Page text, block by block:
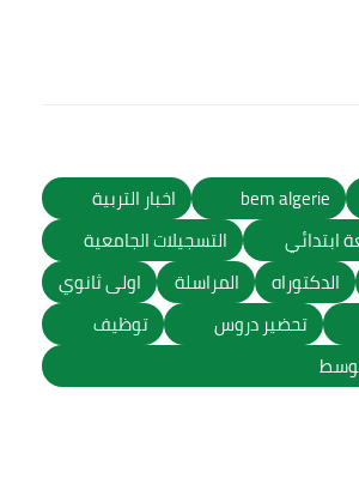
bem algerie
اخبار التربية
ابتدائي
التسجيلات الجامعية
الدكتوراه المراسلة
اولى ثانوي
تحضير دروس
توظيف